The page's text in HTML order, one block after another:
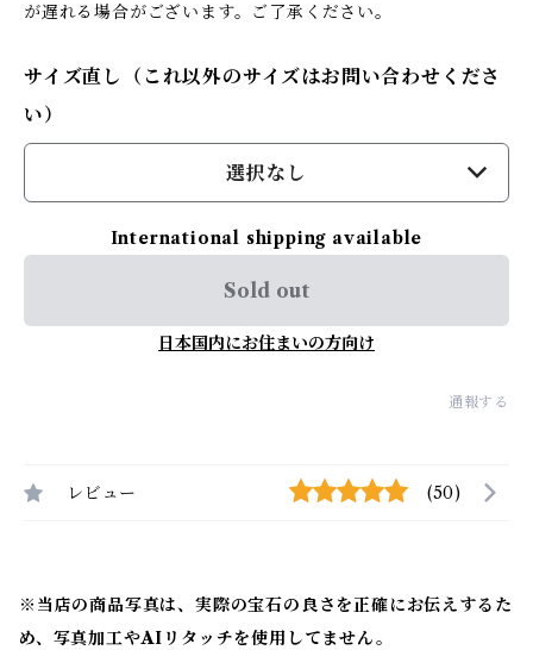
が遅れる場合がございます。ご了承ください。
サイズ直し（これ以外のサイズはお問い合わせくださ
い）
選択なし
International shipping available
Sold out
日本国内にお住まいの方向け
通報する
レビュー (50)
※当店の商品写真は、実際の宝石の良さを正確にお伝えするた
め、写真加工やAIリタッチを使用してません。